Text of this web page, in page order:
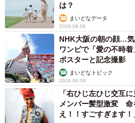
は？
まいどなデータ
2026.08.09
NHK大阪の朝の顔…
ワンピで「愛の不時
ポスターと記念撮影
まいどなトピック
2026.08.09
「右ひじ左ひじ交互
メンバー髪型激変 命
え！！すごすぎます